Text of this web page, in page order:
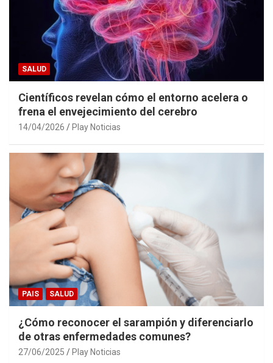
SALUD
Científicos revelan cómo el entorno acelera o
frena el envejecimiento del cerebro
14/04/2026 Play Noticias
PAIS SALUD
¿Cómo reconocer el sarampión y diferenciarlo
de otras enfermedades comunes?
27/06/2025 Play Noticias